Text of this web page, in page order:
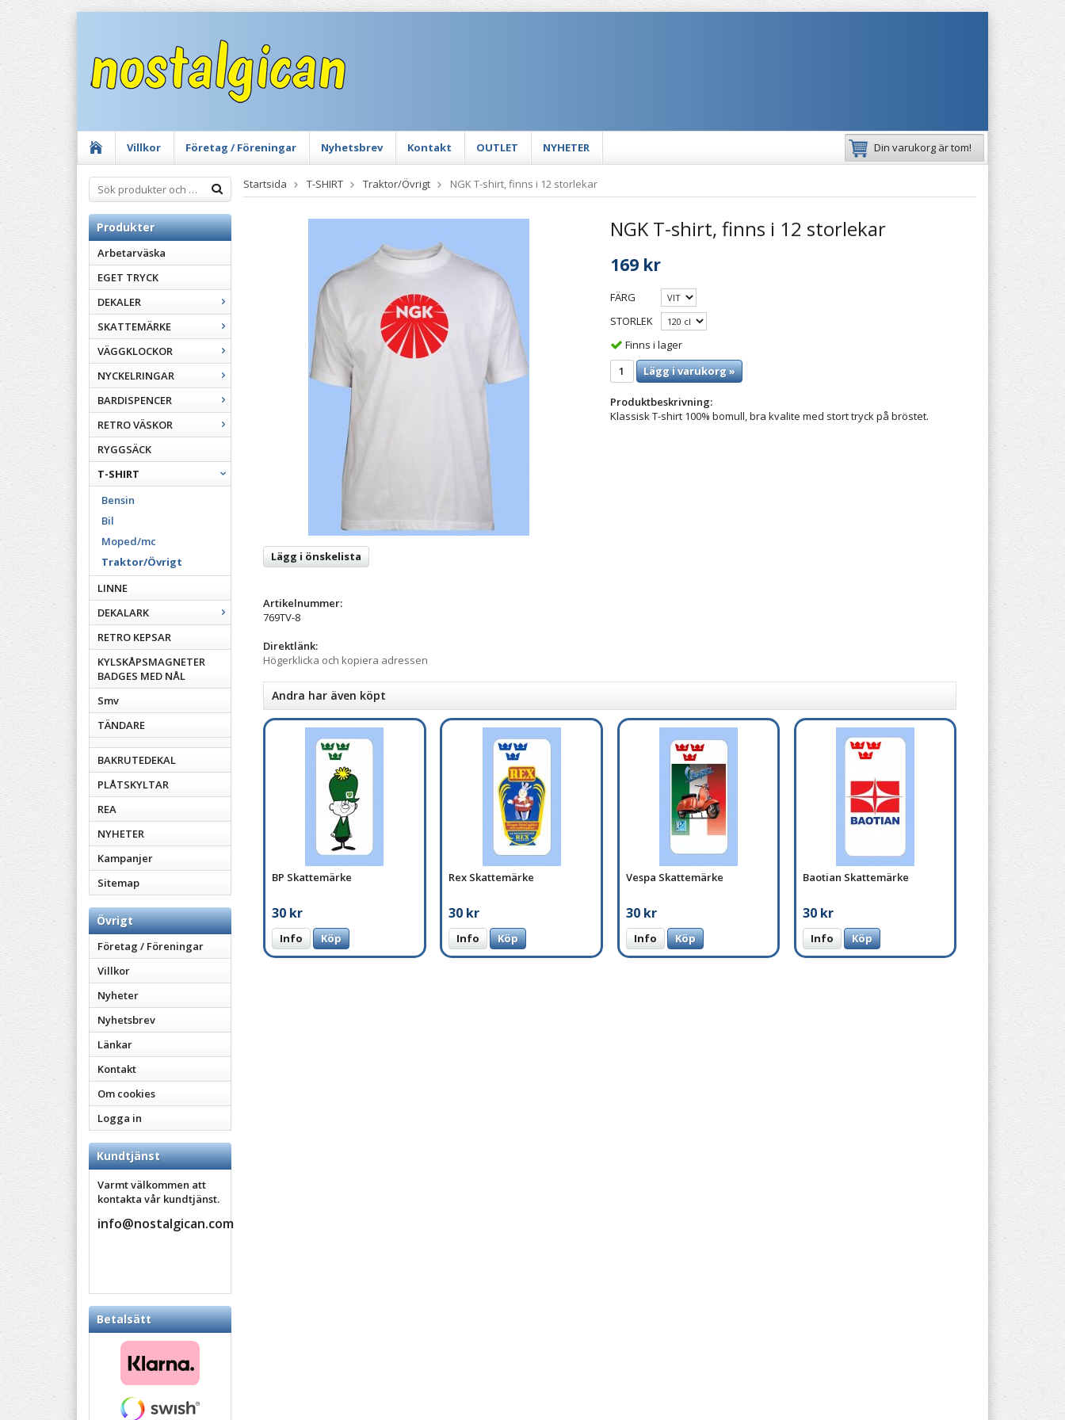
Villkor Företag / Föreningar Nyhetsbrev Kontakt OUTLET NYHETER Din varukorg är tom!
Produkter
Arbetarväska
EGET TRYCK
DEKALER
SKATTEMÄRKE
VÄGGKLOCKOR
NYCKELRINGAR
BARDISPENCER
RETRO VÄSKOR
RYGGSÄCK
T-SHIRT
Bensin
Bil
Moped/mc
Traktor/Övrigt
LINNE
DEKALARK
RETRO KEPSAR
KYLSKÅPSMAGNETER
BADGES MED NÅL
Smv
TÄNDARE
BAKRUTEDEKAL
PLÅTSKYLTAR
REA
NYHETER
Kampanjer
Sitemap
Övrigt
Företag / Föreningar
Villkor
Nyheter
Nyhetsbrev
Länkar
Kontakt
Om cookies
Logga in
Kundtjänst
Varmt välkommen att
kontakta vår kundtjänst.
info@nostalgican.com
Betalsätt
Startsida T-SHIRT Traktor/Övrigt NGK T-shirt, finns i 12 storlekar
NGK T-shirt, finns i 12 storlekar
169 kr
FÄRG
STORLEK
Finns i lager
Lägg i varukorg »
Produktbeskrivning:
Klassisk T-shirt 100% bomull, bra kvalite med stort tryck på bröstet.
Lägg i önskelista
Artikelnummer:
769TV-8
Direktlänk:
Högerklicka och kopiera adressen
Andra har även köpt
BP Skattemärke
30 kr
Info Köp
Rex Skattemärke
30 kr
Info Köp
Vespa Skattemärke
30 kr
Info Köp
Baotian Skattemärke
30 kr
Info Köp